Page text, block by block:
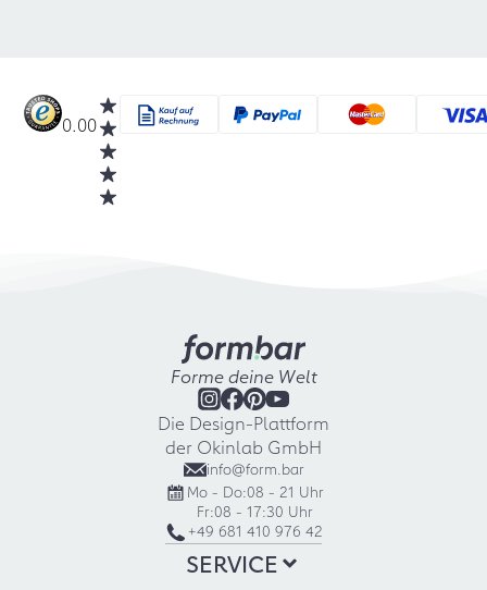
0.00
Forme deine Welt
Die Design-Plattform
der Okinlab GmbH
info@form.bar
Mo - Do:08 - 21 Uhr
Fr:08 - 17:30 Uhr
+49 681 410 976 42
SERVICE